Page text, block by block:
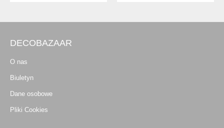
DECOBAZAAR
O nas
Biuletyn
Dane osobowe
Pliki Cookies